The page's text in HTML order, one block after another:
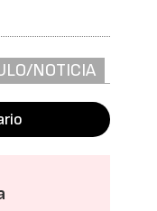
NOTICIA